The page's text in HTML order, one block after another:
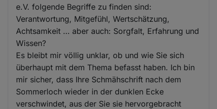
e.V. folgende Begriffe zu finden sind:
Verantwortung, Mitgefühl, Wertschätzung,
Achtsamkeit … aber auch: Sorgfalt, Erfahrung und
Wissen?
Es bleibt mir völlig unklar, ob und wie Sie sich
überhaupt mit dem Thema befasst haben. Ich bin
mir sicher, dass Ihre Schmähschrift nach dem
Sommerloch wieder in der dunklen Ecke
verschwindet, aus der Sie sie hervorgebracht